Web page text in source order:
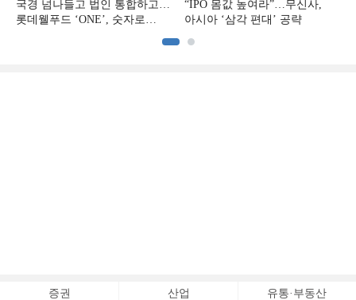
국경 넘나들고 법인 통합하고…
롯데웰푸드 ‘ONE’, 숫자로
“IPO 몸값 높여라”…무신사,
아시아 ‘삼각 편대’ 공략
증권 산업 유통·부동산